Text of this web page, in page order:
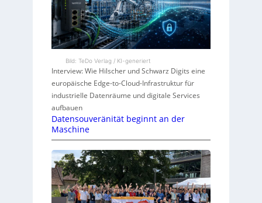
Bild: TeDo Verlag / KI-generiert
Interview: Wie Hilscher und Schwarz Digits eine
europäische Edge-to-Cloud-Infrastruktur für
industrielle Datenräume und digitale Services
aufbauen
Datensouveränität beginnt an der
Maschine